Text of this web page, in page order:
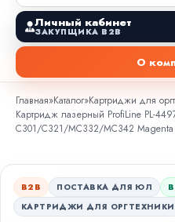
Личный кабинет
ЗАКУПЩИКА B2B
О
Главная»Каталог»Картриджи для
Картридж лазерный ProfiLine PL-
C301/C321/MC332/MC342 Magenta
B2B ПОСТАВКА ДЛЯ ЮЛ
КАРТРИДЖИ ДЛЯ ОРГТЕХНИКИ